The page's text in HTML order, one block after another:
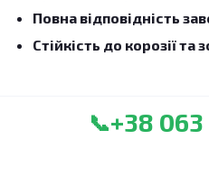
Повна відповідність
Стійкість до корозії та
📞+38 063